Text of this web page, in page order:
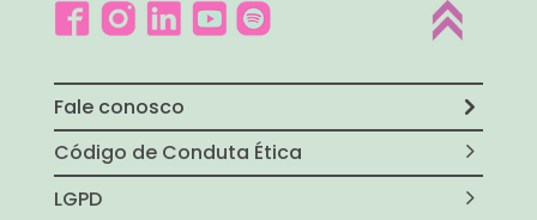
Fale conosco
Código de Conduta Ética
LGPD